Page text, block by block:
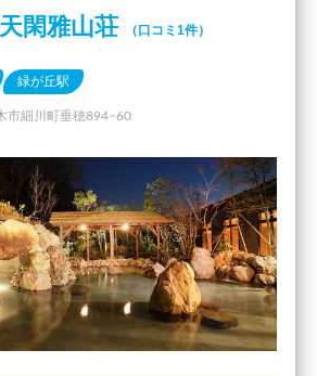
閑雅山荘 （口コミ1件）
緑が丘駅
市細川町垂穂894−60